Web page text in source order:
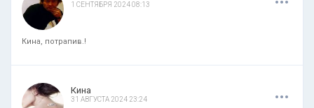
1 СЕНТЯБРЯ 2024 08:13
Кина, потрапив.!
Кина
31 АВГУСТА 2024 23:24 ...